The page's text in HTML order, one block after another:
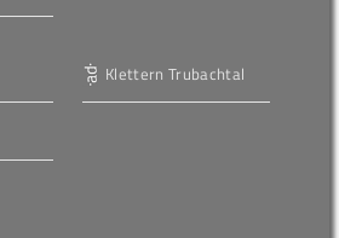
Klettern Trubachtal